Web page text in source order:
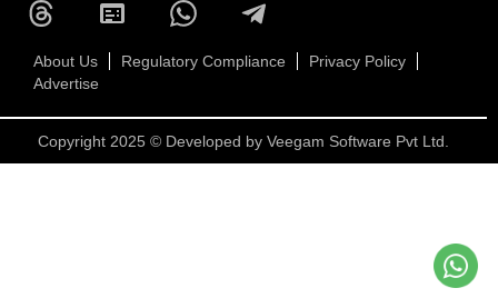
About Us Regulatory Compliance
Privacy Policy
Advertise
Copyright 2025 © Developed by Veegam Software Pvt Ltd.